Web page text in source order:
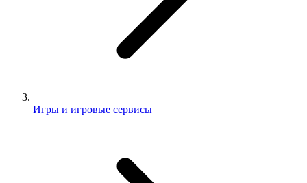
Игры и игровые сервисы